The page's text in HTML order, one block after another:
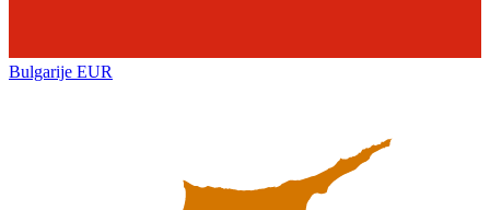
Bulgarije EUR